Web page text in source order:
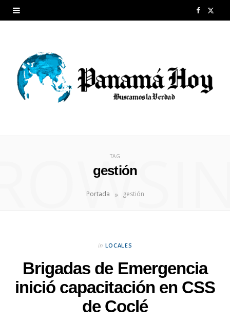
F
b
TAG
gestión
Portada » gestión
in LOCALES
Brigadas de Emergencia
inició capacitación en CSS
de Coclé